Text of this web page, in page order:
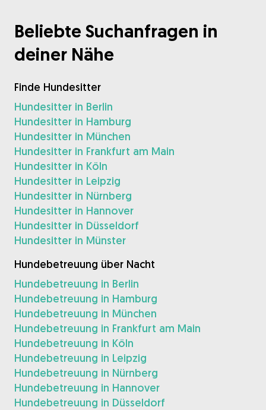
Beliebte Suchanfragen in
deiner Nähe
Finde Hundesitter
Hundesitter in Berlin
Hundesitter in Hamburg
Hundesitter in München
Hundesitter in Frankfurt am Main
Hundesitter in Köln
Hundesitter in Leipzig
Hundesitter in Nürnberg
Hundesitter in Hannover
Hundesitter in Düsseldorf
Hundesitter in Münster
Hundebetreuung über Nacht
Hundebetreuung in Berlin
Hundebetreuung in Hamburg
Hundebetreuung in München
Hundebetreuung in Frankfurt am Main
Hundebetreuung in Köln
Hundebetreuung in Leipzig
Hundebetreuung in Nürnberg
Hundebetreuung in Hannover
Hundebetreuung in Düsseldorf